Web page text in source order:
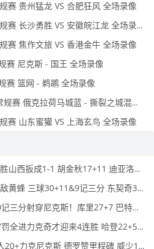
赛 贵州猛龙 VS 合肥狂风 全场录像
2026年01月15日 NBL常规赛 长沙勇胜 VS 安徽皖江龙 全场录像
赛 焦作文旅 VS 香港金牛 全场录像
赛 尼克斯 - 国王 全场录像
赛 篮网 - 鹈鹕 全场录像
2026年01月15日G联赛常规赛 俄克拉荷马城蓝 - 撕裂之城混音 全场录像
赛 山东蜜獾 VS 上海玄鸟 全场录像
2026年05月10日 广厦客胜山西扳成1-1 胡金秋17+11 迪亚洛关键上篮不中
2026年01月16日 湖人不敌黄蜂 三球30+11&9记三分 东契奇39分 詹姆斯29+9+6
2026年01月16日 勇士20记三分射穿尼克斯！库里27+7 巴特勒32+8 穆迪三分9中7
2026年01月15日 快船27罚全进力克奇才迎来4连胜 哈登22+5+8 伦纳德33分4断
2026年01月15日 国王3人20+力克尼克斯 德罗赞里程碑 威少11助 布伦森伤退